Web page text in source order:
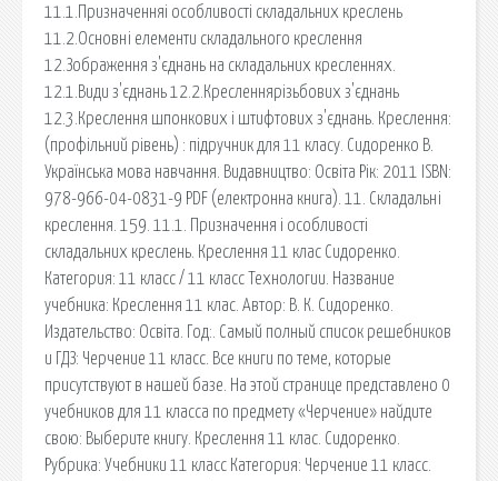
11.1.Призначенняі особливості складальних креслень
11.2.Основні елементи складального креслення
12.Зображення з'єднань на складальних кресленнях.
12.1.Види з'єднань 12.2.Кресленнярізьбових з'єднань
12.3.Креслення шпонкових і штифтових з'єднань. Креслення:
(профільний рівень) : підручник для 11 класу. Сидоренко В.
Українська мова навчання. Видавництво: Освіта Рік: 2011 ISBN:
978-966-04-0831-9 PDF (електронна книга). 11. Складальні
креслення. 159. 11.1. Призначення і особливості
складальних креслень. Креслення 11 клас Сидоренко.
Категория: 11 класс / 11 класс Технологии. Название
учебника: Креслення 11 клас. Автор: В. К. Сидоренко.
Издательство: Освіта. Год:. Самый полный список решебников
и ГДЗ: Черчение 11 класс. Все книги по теме, которые
присутствуют в нашей базе. На этой странице представлено 0
учебников для 11 класса по предмету «Черчение» найдите
свою: Выберите книгу. Креслення 11 клас. Сидоренко.
Рубрика: Учебники 11 класс Категория: Черчение 11 класс.